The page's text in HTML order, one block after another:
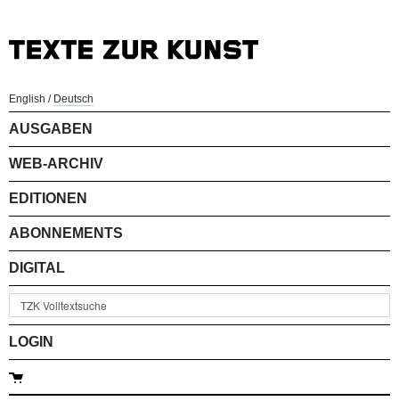
English / Deutsch
AUSGABEN
WEB-ARCHIV
EDITIONEN
ABONNEMENTS
DIGITAL
LOGIN